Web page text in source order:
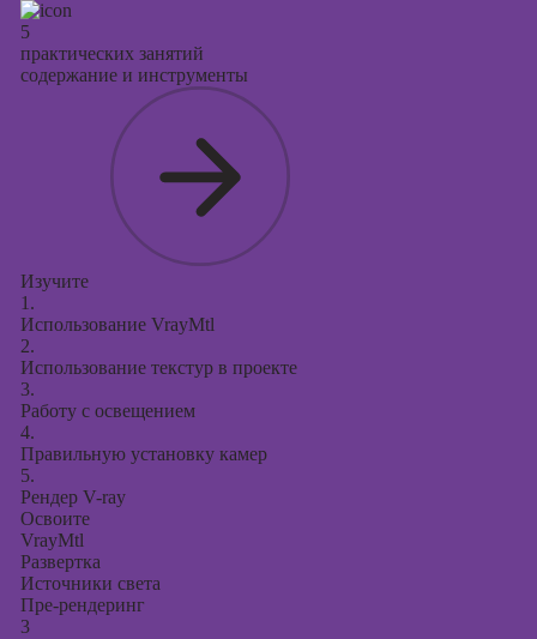
5
практических занятий
содержание и инструменты
Изучите
1.
Использование VrayMtl
2.
Использование текстур в проекте
3.
Работу с освещением
4.
Правильную установку камер
5.
Рендер V-ray
Освоите
VrayMtl
Развертка
Источники света
Пре-рендеринг
3